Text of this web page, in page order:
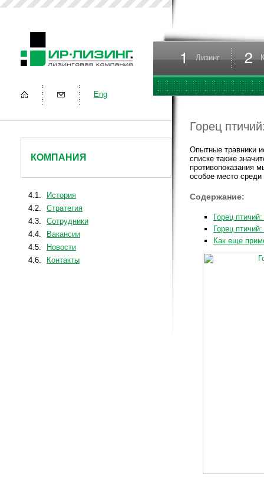
Eng
КОМПАНИЯ
4.1.
История
4.2.
Стратегия
4.3.
Сотрудники
4.4.
Вакансии
4.5.
Новости
4.6.
Контакты
Лизинг
Горец
Опытные травники
списке также
противопоказания
особое место
Содержание:
Горец
Горец
Как еще